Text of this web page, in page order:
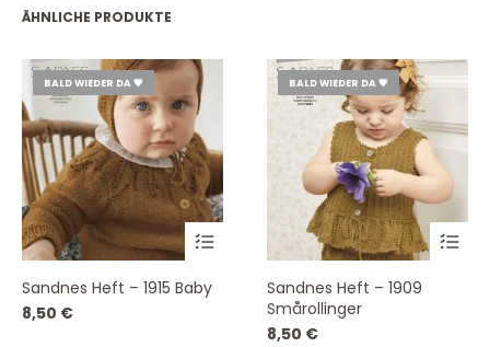
ÄHNLICHE PRODUKTE
BALD WIEDER DA 💗
Sandnes Heft – 1915 Baby
8,50 €
BALD WIEDER DA 💗
Sandnes Heft – 1909
Smårollinger
8,50 €